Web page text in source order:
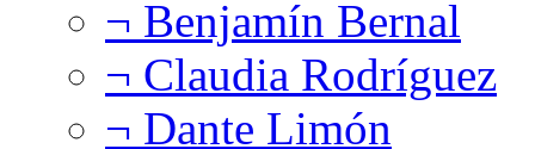
¬ Benjamín Bernal
¬ Claudia Rodríguez
¬ Dante Limón